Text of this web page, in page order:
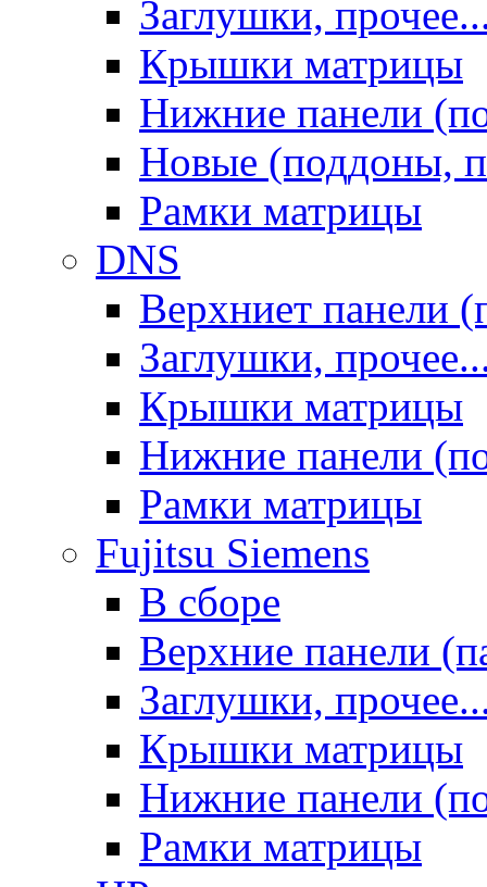
Заглушки,
Крышки матрицы
Нижние панели
Новые (поддоны,
Рамки матрицы
DNS
Верхниет панели
Заглушки,
Крышки матрицы
Нижние панели
Рамки матрицы
Fujitsu Siemens
В сборе
Верхние панели
Заглушки,
Крышки матрицы
Нижние панели
Рамки матрицы